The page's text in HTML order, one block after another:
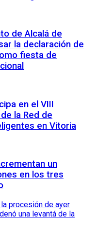
de Alcalá de
la declaración de
fiesta de
en el VIII
la Red de
en Vitoria
un
en los tres